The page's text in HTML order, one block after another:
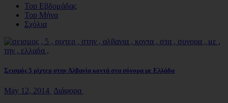
Top Εβδομάδας
Top Μήνα
Σχόλια
Σεισμός 5 ρίχτερ στην Αλβανία κοντά στα σύνορα με Ελλάδα
May 12, 2014 Διάφορα